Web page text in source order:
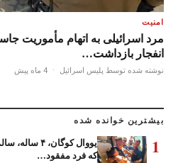
امنیت
مرد اسرائیلی به اتهام مأموریت
انفجار بازداشت…
نوشته شده توسط پلیس اسرائیل · 4 ماه پیش
بیشترین خوانده شده
1
یووال
که فرد مفقود…